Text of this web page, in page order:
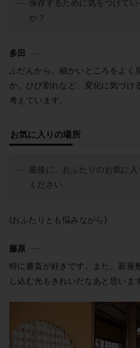
保存するために気をつけてい
か？
多田
ふだんから、細かいところをよく
か。ひび割れなど、変化に気づけ
考えています。
お気に入りの場所
最後に、おふたりのお気に
ください。
(おふたりとも悩みながら)
藤原
特に書斎が好きです。また、新座
し込む光もきれいだなあと思いま